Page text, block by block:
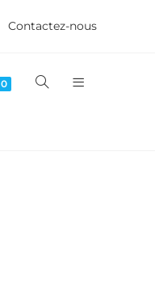
Contactez-nous
0